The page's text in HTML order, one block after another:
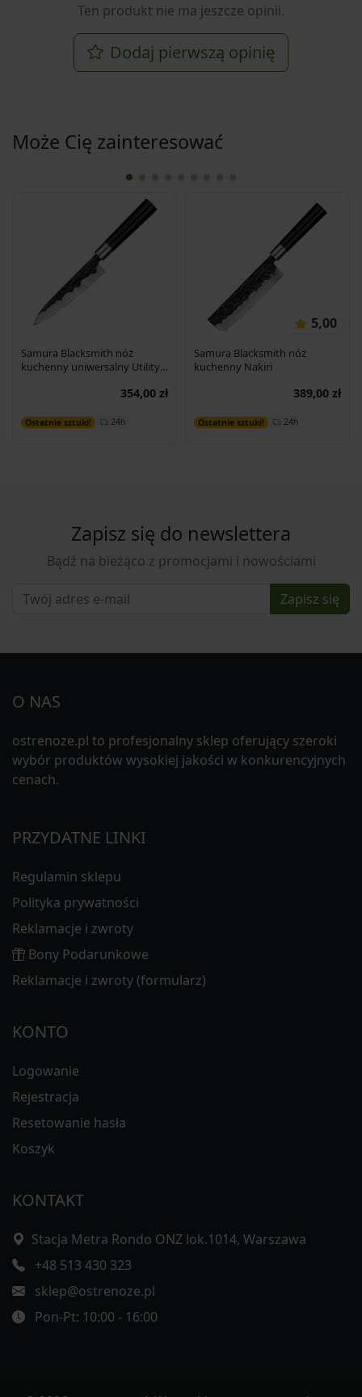
Ten produkt nie ma jeszcze opinii.
Dodaj pierwszą opinię
Może Cię zainteresować
Samura Blacksmith nóż
kuchenny uniwersalny Utility
354,00 zł
Ostatnie sztuki! 24h
Dodaj do koszyka
5,00
Samura Blacksmith nóż
kuchenny Nakiri
389,00 zł
Ostatnie sztuki! 24h
Dodaj do koszyka
Zapisz się do newslettera
Bądź na bieżąco z promocjami i nowościami
Zapisz się
O NAS
ostrenoze.pl to profesjonalny sklep oferujący szeroki
wybór produktów wysokiej jakości w konkurencyjnych
cenach.
PRZYDATNE LINKI
Regulamin sklepu
Polityka prywatności
Reklamacje i zwroty
Bony Podarunkowe
Reklamacje i zwroty (formularz)
KONTO
Logowanie
Rejestracja
Resetowanie hasła
Koszyk
KONTAKT
Stacja Metra Rondo ONZ lok.1014, Warszawa
+48 513 430 323
sklep@ostrenoze.pl
Pon-Pt: 10:00 - 16:00